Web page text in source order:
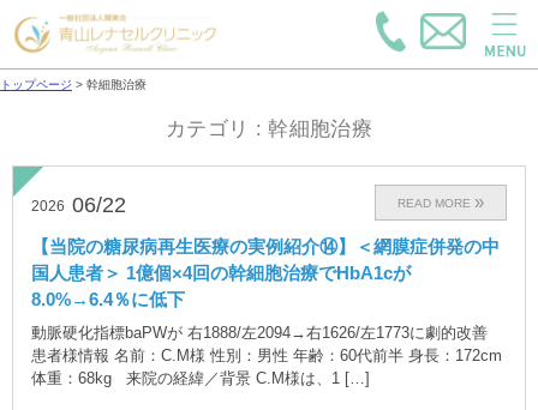
トップページ > 幹細胞治療
カテゴリ : 幹細胞治療
2026 06/22
【当院の糖尿病再生医療の実例紹介⑭】＜網膜症併発の中
国人患者＞ 1億個×4回の幹細胞治療でHbA1cが
8.0%→6.4％に低下
動脈硬化指標baPWが 右1888/左2094→右1626/左1773に劇的改善
患者様情報 名前：C.M様 性別：男性 年齢：60代前半 身長：172cm
体重：68kg 来院の経緯／背景 C.M様は、1 […]
READ MORE